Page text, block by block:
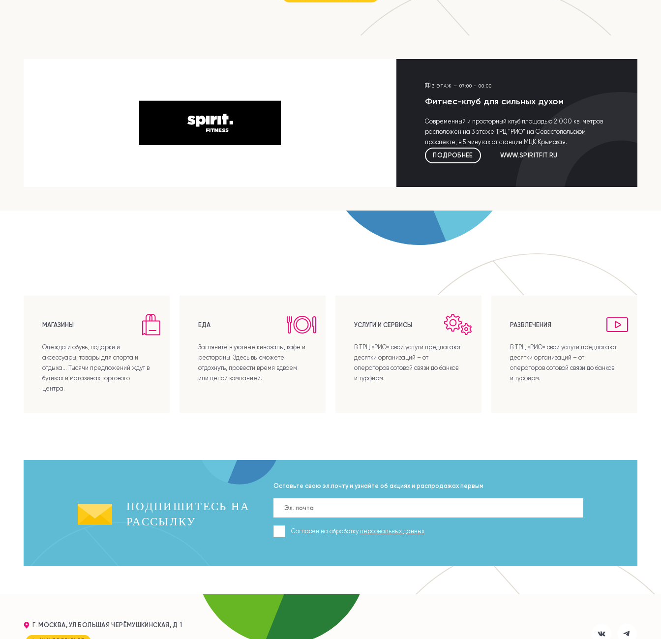
3 ЭТАЖ— 07:00 - 00:00
Фитнес-клуб для сильных духом
Современный и просторный клуб площадью 2 000 кв. метров
расположен на 3 этаже ТРЦ "РИО" на Севастопольском
проспекте, в 5 минутах от станции МЦК Крымская.
ПОДРОБНЕЕ WWW.SPIRITFIT.RU
МАГАЗИНЫ
Одежда и обувь, подарки и
аксессуары, товары для спорта и
отдыха… Тысячи предложений ждут в
бутиках и магазинах торгового
центра.
ЕДА
Загляните в уютные кинозалы, кафе и
рестораны. Здесь вы сможете
отдохнуть, провести время вдвоем
или целой компанией.
УСЛУГИ И СЕРВИСЫ
В ТРЦ «РИО» свои услуги предлагают
десятки организаций – от
операторов сотовой связи до банков
и турфирм.
РАЗВЛЕЧЕНИЯ
В ТРЦ «РИО» свои услуги предлагают
десятки организаций – от
операторов сотовой связи до банков
и турфирм.
ПОДПИШИТЕСЬ НА
РАССЫЛКУ
Оставьте свою эл.почту и узнайте об акциях и распродажах первым
Согласен на обработку персональных данных
Г. МОСКВА, УЛ БОЛЬШАЯ ЧЕРЁМУШКИНСКАЯ, Д 1